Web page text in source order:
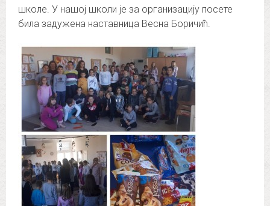
школе. У нашој школи је за организацију посете
била задужена наставница Весна Боричић.